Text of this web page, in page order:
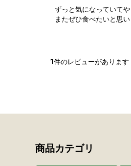
ずっと気になっていて
またぜひ食べたいと思い
1件のレビューがあります
商品カテゴリ